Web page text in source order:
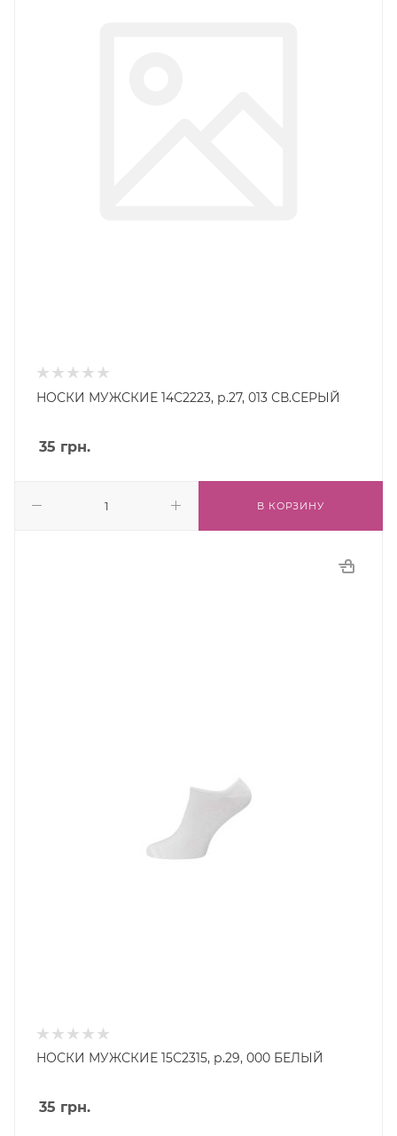
НОСКИ МУЖСКИЕ 14С2223, р.27, 013 СВ.СЕРЫЙ
35 грн.
В КОРЗИНУ
НОСКИ МУЖСКИЕ 15С2315, р.29, 000 БЕЛЫЙ
35 грн.